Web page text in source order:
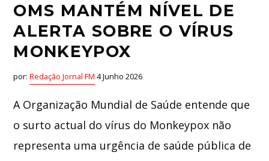
OMS MANTÉM NÍVEL DE
ALERTA SOBRE O VÍRUS
MONKEYPOX
por:Redação Jornal FM 4 Junho 2026
A Organização Mundial de Saúde entende que
o surto actual do vírus do Monkeypox não
representa uma urgência de saúde pública de